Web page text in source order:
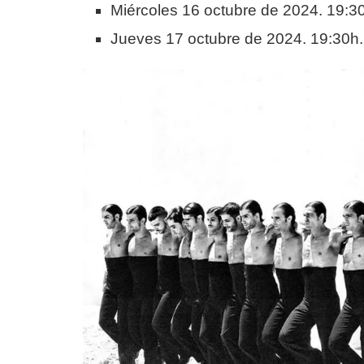
Miércoles 16 octubre de 2024.
Jueves 17 octubre de 2024. 19:30h.